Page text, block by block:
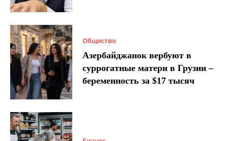
Общество
Азербайджанок вербуют в
суррогатные матери в Грузии –
беременность за $17 тысяч